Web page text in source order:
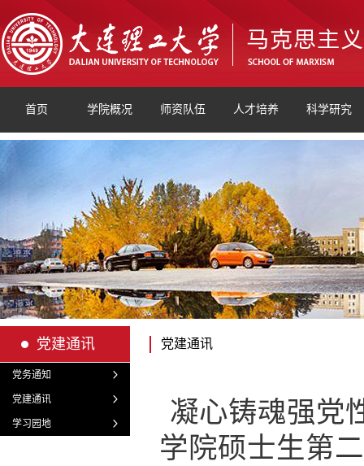
首页 学院概况 师资队伍 人才培养 科学研究
党建通讯
党务通知
党建通讯
学习园地
党建通讯
凝心铸魂强党
学院硕士生第